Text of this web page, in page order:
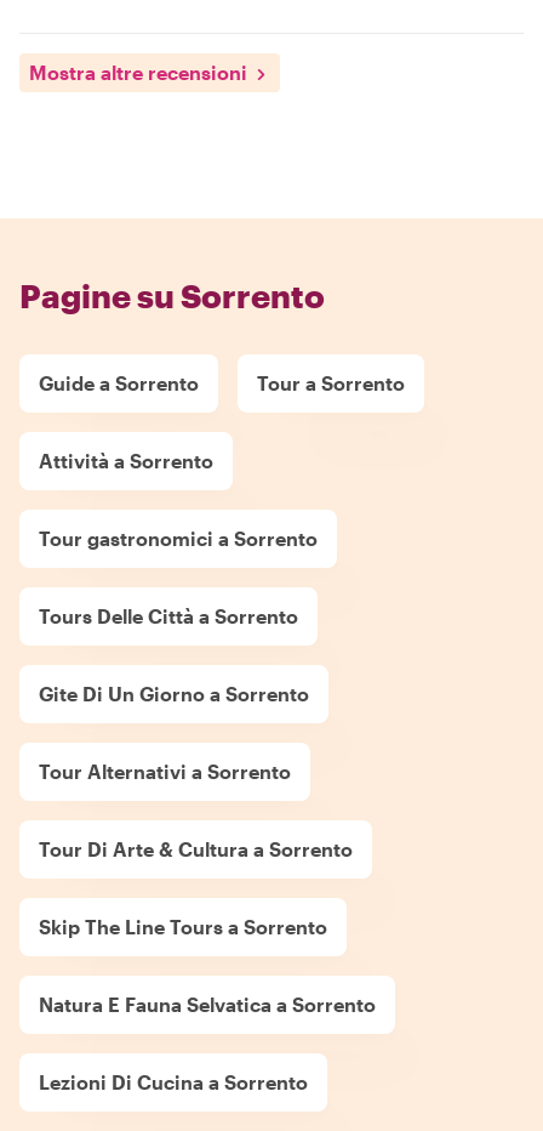
Mostra altre recensioni
Pagine su Sorrento
Guide a Sorrento Tour a Sorrento
Attività a Sorrento
Tour gastronomici a Sorrento
Tours Delle Città a Sorrento
Gite Di Un Giorno a Sorrento
Tour Alternativi a Sorrento
Tour Di Arte & Cultura a Sorrento
Skip The Line Tours a Sorrento
Natura E Fauna Selvatica a Sorrento
Lezioni Di Cucina a Sorrento